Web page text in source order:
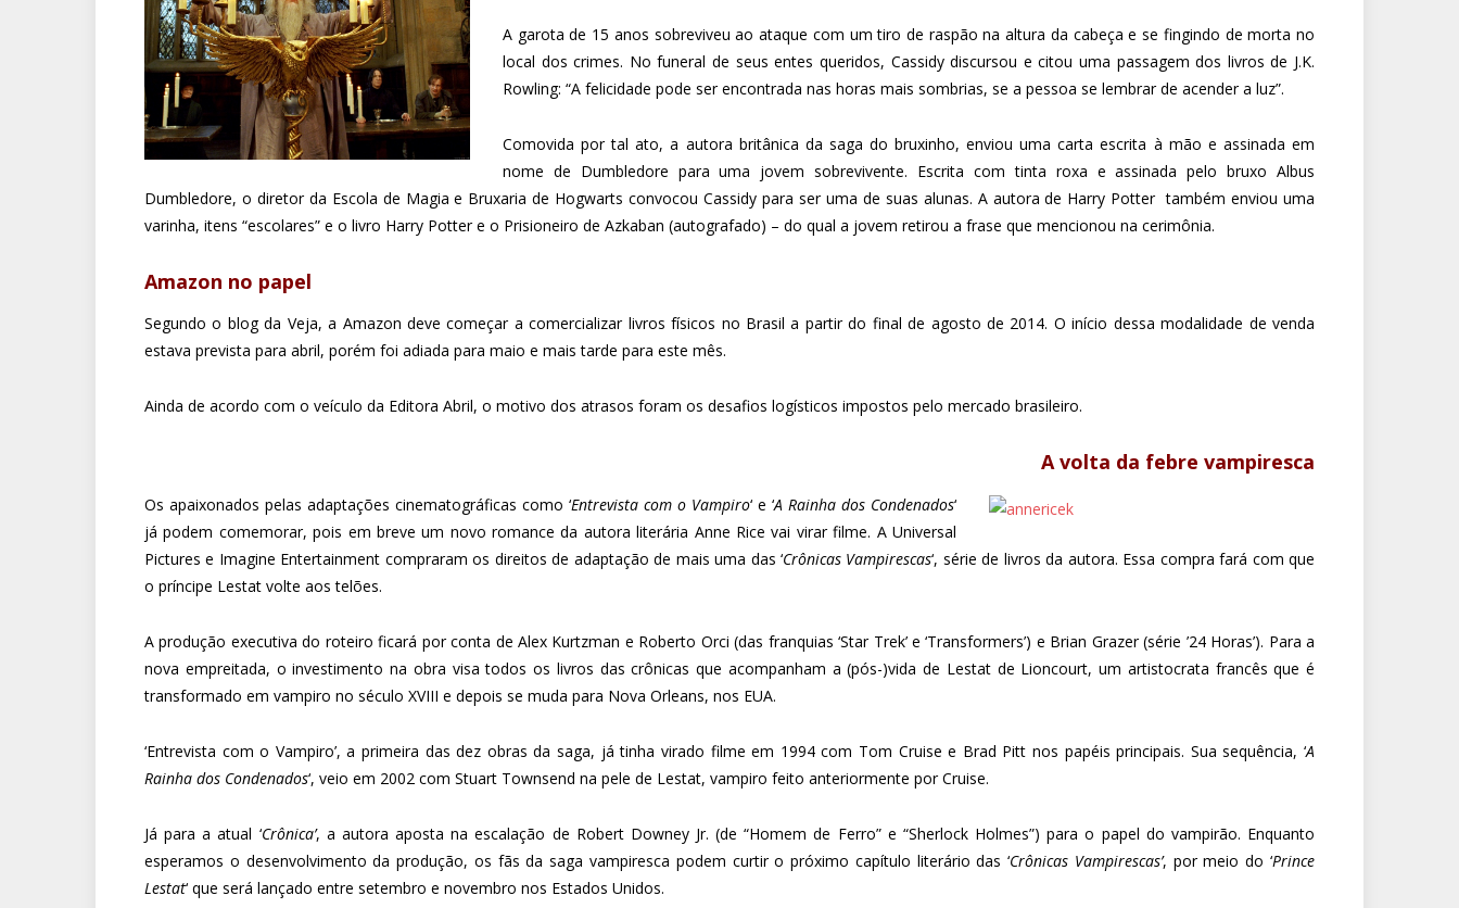
A garota de 15 anos sobreviveu ao ataque com um tiro de raspão na altura da cabeça e se fingindo de morta no
local dos crimes. No funeral de seus entes queridos, Cassidy discursou e citou uma passagem dos livros de J.K.
Rowling: “A felicidade pode ser encontrada nas horas mais sombrias, se a pessoa se lembrar de acender a luz”.
Comovida por tal ato, a autora britânica da saga do bruxinho, enviou uma carta escrita à mão e assinada em
nome de Dumbledore para uma jovem sobrevivente. Escrita com tinta roxa e assinada pelo bruxo Albus
Dumbledore, o diretor da Escola de Magia e Bruxaria de Hogwarts convocou Cassidy para ser uma de suas alunas. A autora de Harry Potter também enviou uma
varinha, itens “escolares” e o livro Harry Potter e o Prisioneiro de Azkaban (autografado) – do qual a jovem retirou a frase que mencionou na cerimônia.
Amazon no papel
Segundo o blog da Veja, a Amazon deve começar a comercializar livros físicos no Brasil a partir do final de agosto de 2014. O início dessa modalidade de venda
estava prevista para abril, porém foi adiada para maio e mais tarde para este mês.
Ainda de acordo com o veículo da Editora Abril, o motivo dos atrasos foram os desafios logísticos impostos pelo mercado brasileiro.
A volta da febre vampiresca
Os apaixonados pelas adaptações cinematográficas como ‘Entrevista com o Vampiro‘ e ‘A Rainha dos Condenados‘
já podem comemorar, pois em breve um novo romance da autora literária Anne Rice vai virar filme. A Universal
Pictures e Imagine Entertainment compraram os direitos de adaptação de mais uma das ‘Crônicas Vampirescas‘, série de livros da autora. Essa compra fará com que
o príncipe Lestat volte aos telões.
A produção executiva do roteiro ficará por conta de Alex Kurtzman e Roberto Orci (das franquias ‘Star Trek’ e ‘Transformers’) e Brian Grazer (série ’24 Horas’). Para a
nova empreitada, o investimento na obra visa todos os livros das crônicas que acompanham a (pós-)vida de Lestat de Lioncourt, um artistocrata francês que é
transformado em vampiro no século XVIII e depois se muda para Nova Orleans, nos EUA.
‘Entrevista com o Vampiro’, a primeira das dez obras da saga, já tinha virado filme em 1994 com Tom Cruise e Brad Pitt nos papéis principais. Sua sequência, ‘A
Rainha dos Condenados‘, veio em 2002 com Stuart Townsend na pele de Lestat, vampiro feito anteriormente por Cruise.
Já para a atual ‘Crônica’, a autora aposta na escalação de Robert Downey Jr. (de “Homem de Ferro” e “Sherlock Holmes”) para o papel do vampirão. Enquanto
esperamos o desenvolvimento da produção, os fãs da saga vampiresca podem curtir o próximo capítulo literário das ‘Crônicas Vampirescas’, por meio do ‘Prince
Lestat‘ que será lançado entre setembro e novembro nos Estados Unidos.